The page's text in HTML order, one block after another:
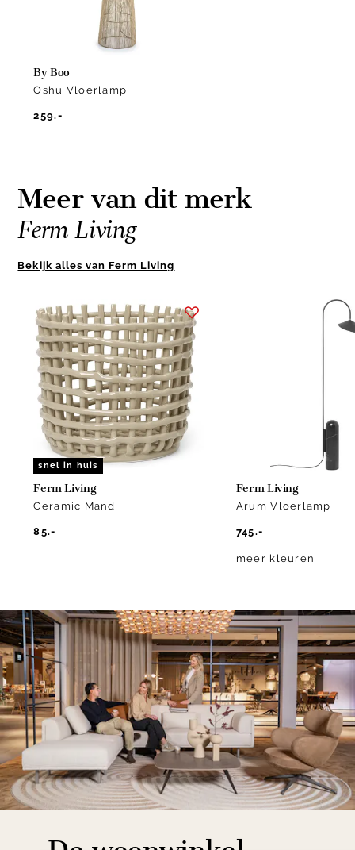
By Boo
Oshu Vloerlamp
259.-
Meer van dit merk
Ferm Living
Bekijk alles van Ferm Living
snel in huis
Ferm Living
Ceramic Mand
85.-
Ferm Living
Arum Vloerlamp
745.-
meer kleuren